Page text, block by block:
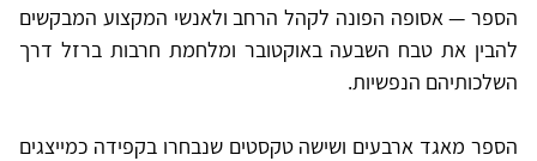
הספר — אסופה הפונה לקהל הרחב ולאנשי המקצוע המבקשים
להבין את טבח השבעה באוקטובר ומלחמת חרבות ברזל דרך
השלכותיהם הנפשיות.
הספר מאגד ארבעים ושישה טקסטים שנבחרו בקפידה כמייצגים